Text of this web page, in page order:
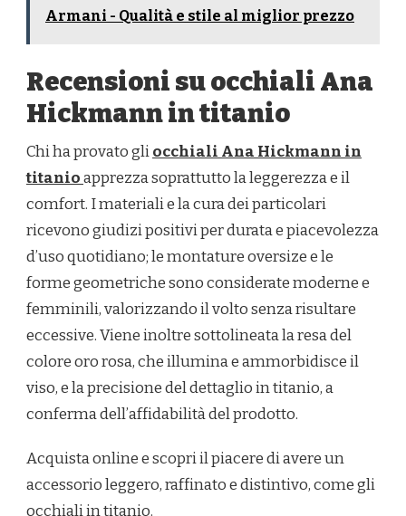
Armani - Qualità e stile al miglior prezzo
Recensioni su occhiali Ana
Hickmann in titanio
Chi ha provato gliocchiali Ana Hickmann in
titanioapprezza soprattutto la leggerezza e il
comfort. I materiali e la cura dei particolari
ricevono giudizi positivi per durata e piacevolezza
d’uso quotidiano; le montature oversize e le
forme geometriche sono considerate moderne e
femminili, valorizzando il volto senza risultare
eccessive. Viene inoltre sottolineata la resa del
colore oro rosa, che illumina e ammorbidisce il
viso, e la precisione del dettaglio in titanio, a
conferma dell’affidabilità del prodotto.
Acquista online e scopri il piacere di avere un
accessorio leggero, raffinato e distintivo, come gli
occhiali in titanio.